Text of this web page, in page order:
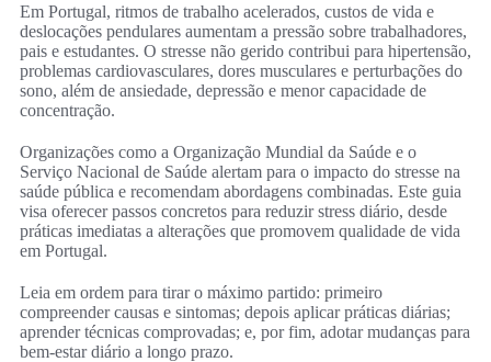
Em Portugal, ritmos de trabalho acelerados, custos de vida e
deslocações pendulares aumentam a pressão sobre trabalhadores,
pais e estudantes. O stresse não gerido contribui para hipertensão,
problemas cardiovasculares, dores musculares e perturbações do
sono, além de ansiedade, depressão e menor capacidade de
concentração.
Organizações como a Organização Mundial da Saúde e o
Serviço Nacional de Saúde alertam para o impacto do stresse na
saúde pública e recomendam abordagens combinadas. Este guia
visa oferecer passos concretos para reduzir stress diário, desde
práticas imediatas a alterações que promovem qualidade de vida
em Portugal.
Leia em ordem para tirar o máximo partido: primeiro
compreender causas e sintomas; depois aplicar práticas diárias;
aprender técnicas comprovadas; e, por fim, adotar mudanças para
bem‑estar diário a longo prazo.